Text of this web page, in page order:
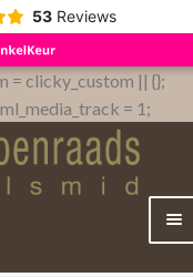
53 Reviews
= clicky_custom || {};
= 1;